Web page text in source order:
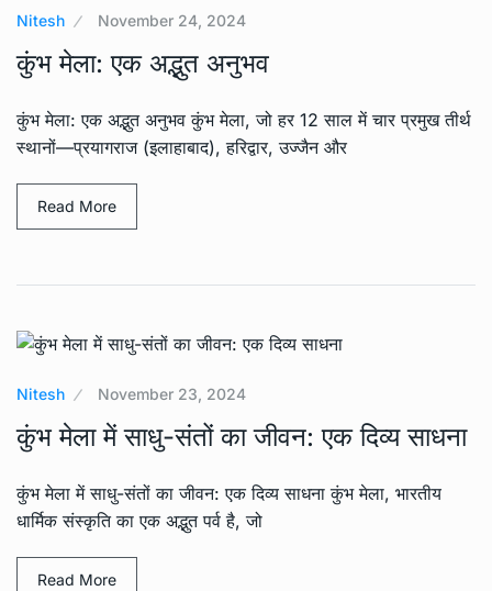
Nitesh November 24, 2024
कुंभ मेला: एक अद्भुत अनुभव
कुंभ मेला: एक अद्भुत अनुभव कुंभ मेला, जो हर 12 साल में चार प्रमुख तीर्थ
स्थानों—प्रयागराज (इलाहाबाद), हरिद्वार, उज्जैन और
Read More
Nitesh November 23, 2024
कुंभ मेला में साधु-संतों का जीवन: एक दिव्य साधना
कुंभ मेला में साधु-संतों का जीवन: एक दिव्य साधना कुंभ मेला, भारतीय
धार्मिक संस्कृति का एक अद्भुत पर्व है, जो
Read More